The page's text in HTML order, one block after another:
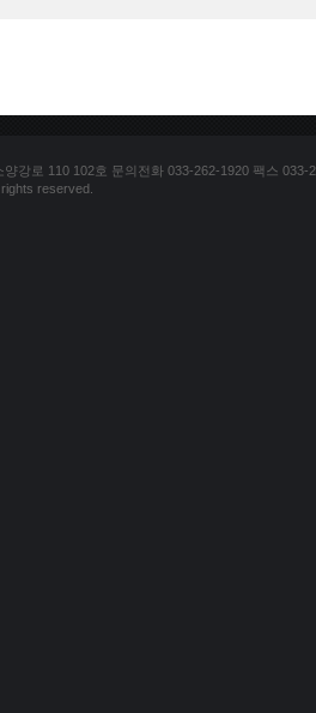
강로 110 102호 문의전화 033-262-1920 팩스 033-
reserved.